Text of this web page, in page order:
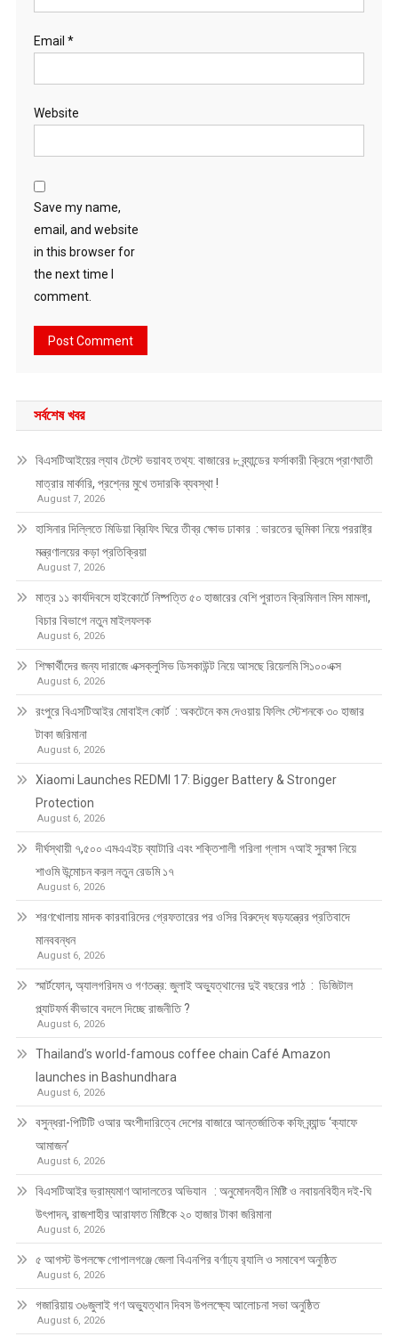
Email *
Website
Save my name,
email, and website
in this browser for
the next time I
comment.
সর্বশেষ খবর
বিএসটিআইয়ের ল্যাব টেস্টে ভয়াবহ তথ্য: বাজারের ৮ ব্র্যান্ডের ফর্সাকারী ক্রিমে প্রাণঘাতী
মাত্রার মার্কারি, প্রশ্নের মুখে তদারকি ব্যবস্থা !
August 7, 2026
হাসিনার দিল্লিতে মিডিয়া ব্রিফিং ঘিরে তীব্র ক্ষোভ ঢাকার : ভারতের ভূমিকা নিয়ে পররাষ্ট্র
মন্ত্রণালয়ের কড়া প্রতিক্রিয়া
August 7, 2026
মাত্র ১১ কার্যদিবসে হাইকোর্টে নিষ্পত্তি ৫০ হাজারের বেশি পুরাতন ক্রিমিনাল মিস মামলা,
বিচার বিভাগে নতুন মাইলফলক
August 6, 2026
শিক্ষার্থীদের জন্য দারাজে এক্সক্লুসিভ ডিসকাউন্ট নিয়ে আসছে রিয়েলমি সি১০০এক্স
August 6, 2026
রংপুরে বিএসটিআইর মোবাইল কোর্ট : অকটেনে কম দেওয়ায় ফিলিং স্টেশনকে ৩০ হাজার
টাকা জরিমানা
August 6, 2026
Xiaomi Launches REDMI 17: Bigger Battery & Stronger
Protection
August 6, 2026
দীর্ঘস্থায়ী ৭,৫০০ এমএএইচ ব্যাটারি এবং শক্তিশালী গরিলা গ্লাস ৭আই সুরক্ষা নিয়ে
শাওমি উন্মোচন করল নতুন রেডমি ১৭
August 6, 2026
শরণখোলায় মাদক কারবারিদের গ্রেফতারের পর ওসির বিরুদ্ধে ষড়যন্ত্রের প্রতিবাদে
মানববন্ধন
August 6, 2026
স্মার্টফোন, অ্যালগরিদম ও গণতন্ত্র: জুলাই অভ্যুত্থানের দুই বছরের পাঠ : ডিজিটাল
প্ল্যাটফর্ম কীভাবে বদলে দিচ্ছে রাজনীতি ?
August 6, 2026
Thailand’s world-famous coffee chain Café Amazon
launches in Bashundhara
August 6, 2026
বসুন্ধরা-পিটিটি ওআর অংশীদারিত্বে দেশের বাজারে আন্তর্জাতিক কফি ব্র্যান্ড ‘ক্যাফে
আমাজন’
August 6, 2026
বিএসটিআইর ভ্রাম্যমাণ আদালতের অভিযান : অনুমোদনহীন মিষ্টি ও নবায়নবিহীন দই-ঘি
উৎপাদন, রাজশাহীর আরাফাত মিষ্টিকে ২০ হাজার টাকা জরিমানা
August 6, 2026
৫ আগস্ট উপলক্ষে গোপালগঞ্জে জেলা বিএনপির বর্ণাঢ্য র‍্যালি ও সমাবেশ অনুষ্ঠিত
August 6, 2026
গজারিয়ায় ৩৬জুলাই গণ অভ্যুত্থান দিবস উপলক্ষ্যে আলোচনা সভা অনুষ্ঠিত
August 6, 2026